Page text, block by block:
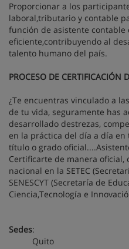
Proporcionar a los
laboral,tributario y contable
función de asistente contable
eficiente,contribuyendo al
talento humano del país.
PROCESO DE CERTIFICACIÓN
¿Te encuentras vinculado a
de tu vida, seguramente has
desarrollado destrezas,
en la práctica del día a día
título o grado
Certificarte de manera
nacional en la SETEC
SENESCYT (Secretaría de
Ciencia,Tecnología e
Sedes:
Quito